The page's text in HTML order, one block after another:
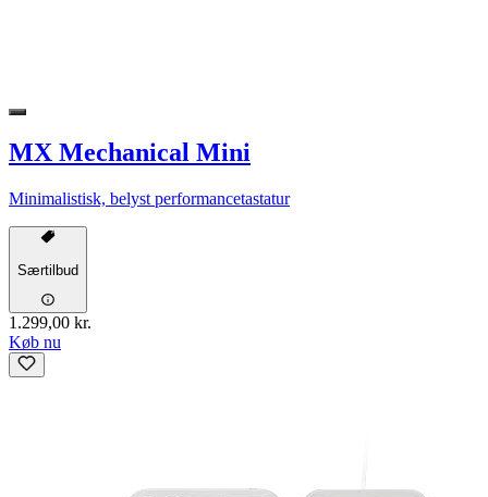
MX Mechanical Mini
Minimalistisk, belyst performancetastatur
Særtilbud
1.299,00 kr.
Køb nu